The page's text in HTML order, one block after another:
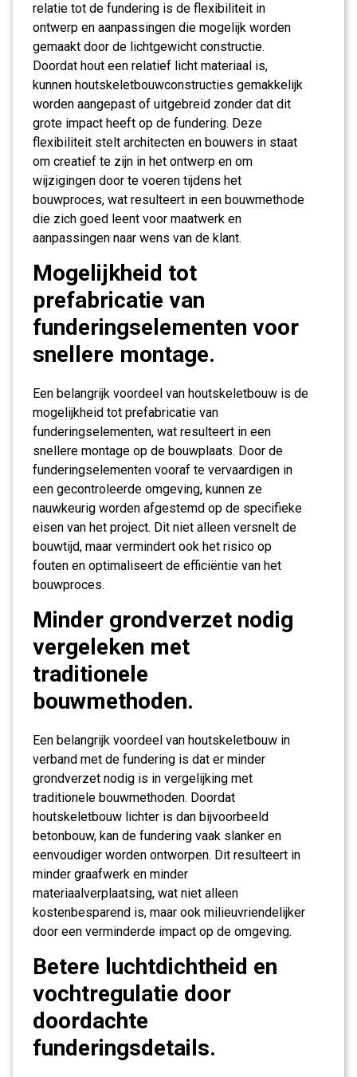
relatie tot de fundering is de flexibiliteit in
ontwerp en aanpassingen die mogelijk worden
gemaakt door de lichtgewicht constructie.
Doordat hout een relatief licht materiaal is,
kunnen houtskeletbouwconstructies gemakkelijk
worden aangepast of uitgebreid zonder dat dit
grote impact heeft op de fundering. Deze
flexibiliteit stelt architecten en bouwers in staat
om creatief te zijn in het ontwerp en om
wijzigingen door te voeren tijdens het
bouwproces, wat resulteert in een bouwmethode
die zich goed leent voor maatwerk en
aanpassingen naar wens van de klant.
Mogelijkheid tot
prefabricatie van
funderingselementen voor
snellere montage.
Een belangrijk voordeel van houtskeletbouw is de
mogelijkheid tot prefabricatie van
funderingselementen, wat resulteert in een
snellere montage op de bouwplaats. Door de
funderingselementen vooraf te vervaardigen in
een gecontroleerde omgeving, kunnen ze
nauwkeurig worden afgestemd op de specifieke
eisen van het project. Dit niet alleen versnelt de
bouwtijd, maar vermindert ook het risico op
fouten en optimaliseert de efficiëntie van het
bouwproces.
Minder grondverzet nodig
vergeleken met
traditionele
bouwmethoden.
Een belangrijk voordeel van houtskeletbouw in
verband met de fundering is dat er minder
grondverzet nodig is in vergelijking met
traditionele bouwmethoden. Doordat
houtskeletbouw lichter is dan bijvoorbeeld
betonbouw, kan de fundering vaak slanker en
eenvoudiger worden ontworpen. Dit resulteert in
minder graafwerk en minder
materiaalverplaatsing, wat niet alleen
kostenbesparend is, maar ook milieuvriendelijker
door een verminderde impact op de omgeving.
Betere luchtdichtheid en
vochtregulatie door
doordachte
funderingsdetails.